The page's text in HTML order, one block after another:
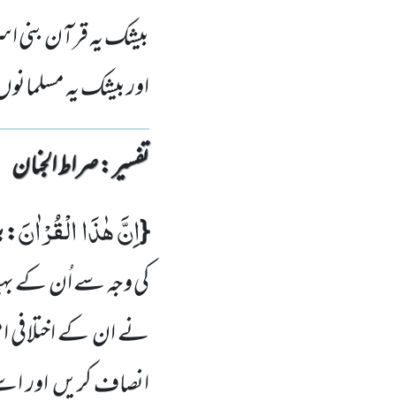
بیشک یہ قرآن بنی
اور بیشک یہ
تفسیر : ‎صراط الجنان
{اِنَّ هٰذَا الْقُرْاٰنَ:
کی وجہ سے اُن کے
نے ان کے اختلافی
انصاف کریں اور